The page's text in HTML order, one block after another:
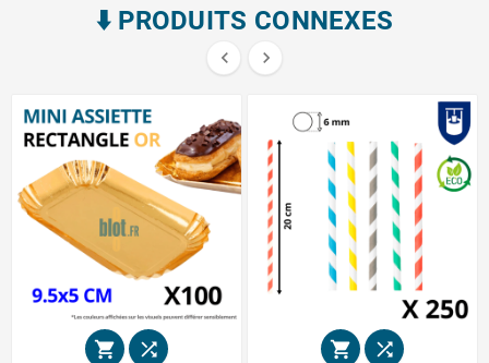
⬇️​ PRODUITS CONNEXES
 
   